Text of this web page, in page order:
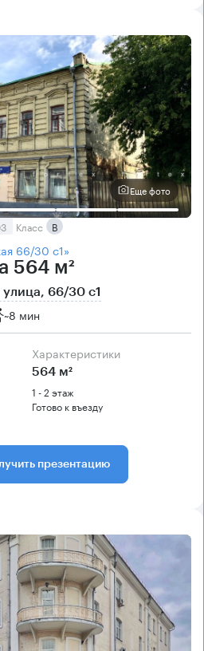
Еще фото
Класс B
66/30 с1»
564 м²
66/30 с1
~8 мин
Характеристики
564 м²
1 - 2 этаж
Готово к въезду
презентацию